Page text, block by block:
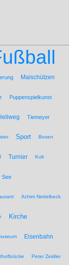
Maischützen
Puppenspielkunst
Tiemeyer
Sport Boxen
Turnier Kult
See
Achim Nettelbeck
Kirche
Eisenbahn
Peter Zeidler